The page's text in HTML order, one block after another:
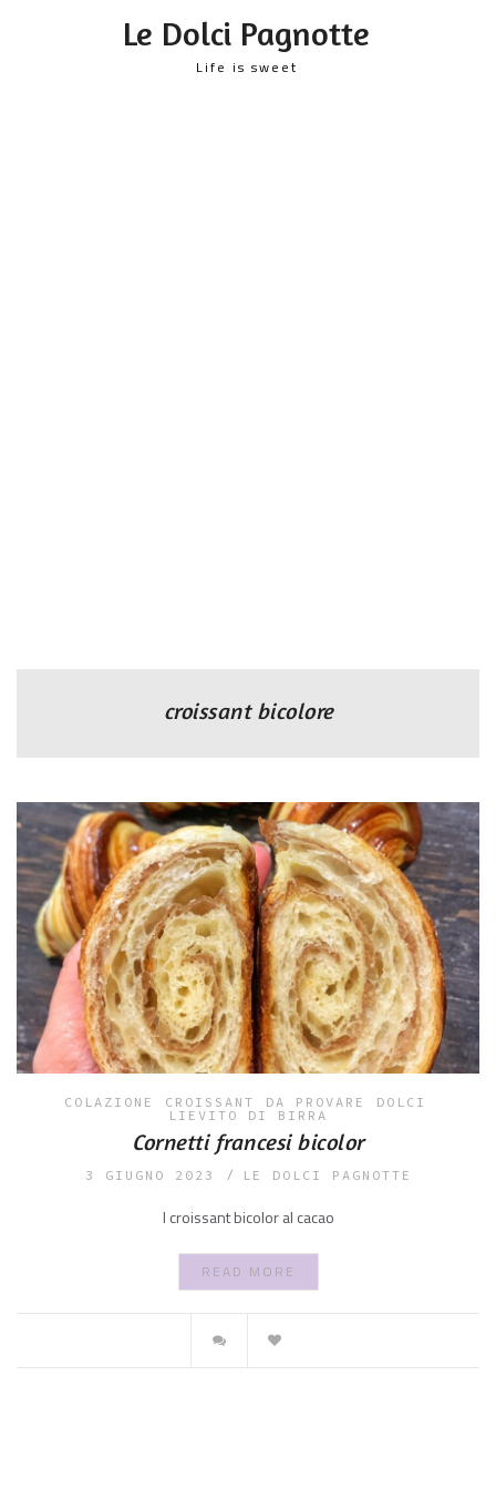
Le Dolci Pagnotte
Life is sweet
croissant bicolore
COLAZIONE CROISSANT DA PROVARE
DOLCI
LIEVITO DI BIRRA
Cornetti francesi bicolor
3 GIUGNO 2023 LE DOLCI PAGNOTTE
I croissant bicolor al cacao
READ MORE